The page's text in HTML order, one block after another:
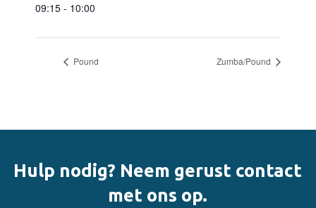
09:15 - 10:00
Pound Zumba/Pound
Hulp nodig? Neem gerust contact
met ons op.